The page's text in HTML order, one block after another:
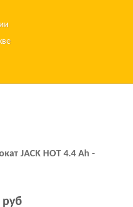
JACK HOT 4.4 Ah -
руб